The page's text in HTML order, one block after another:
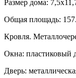
Размер дома:
Общая площадь:
Кровля.
Окна: пластиковый
Дверь: